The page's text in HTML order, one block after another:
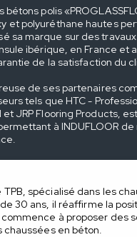
bétons polis
et polyuréthane hautes
sa marque sur des
ibérique, en France et
de la satisfaction du
de ses partenaires
tels que HTC -
et JRP Flooring Products,
à INDUFLOOR
spécialisé dans les
30 ans, il réaffirme la
à proposer des
chaussées en béton.